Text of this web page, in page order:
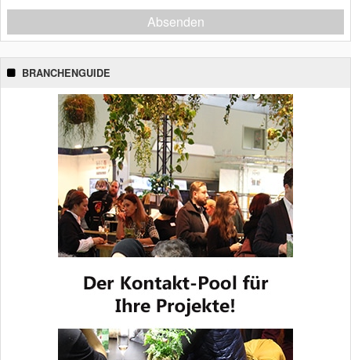
Absenden
BRANCHENGUIDE